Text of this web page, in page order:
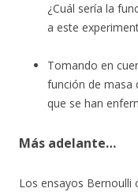
¿Cuál sería la
a este
Tomando en
función de masa
que se han
Más adelante…
Los ensayos